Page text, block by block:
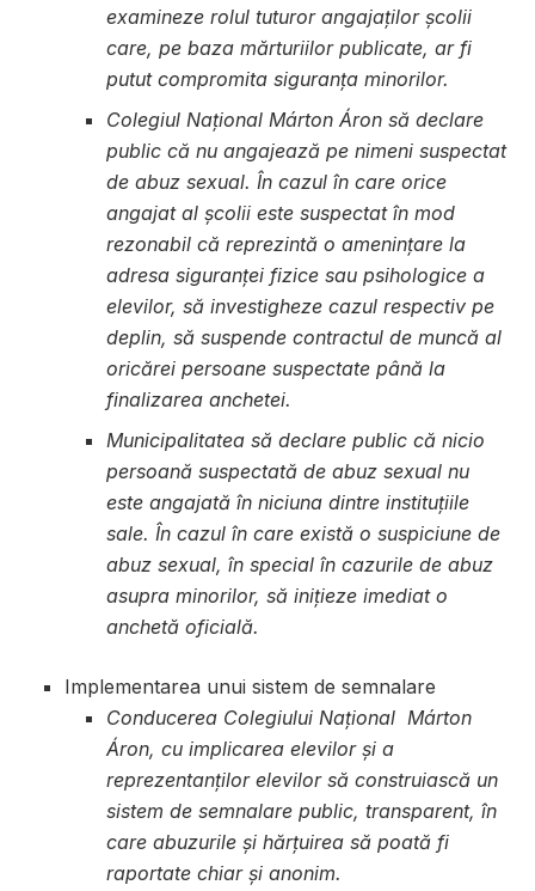
examineze rolul tuturor angajaților școlii
care, pe baza mărturiilor publicate, ar fi
putut compromita siguranța minorilor.
Colegiul Național Márton Áron să declare
public că nu angajează pe nimeni suspectat
de abuz sexual. În cazul în care orice
angajat al școlii este suspectat în mod
rezonabil că reprezintă o amenințare la
adresa siguranței fizice sau psihologice a
elevilor, să investigheze cazul respectiv pe
deplin, să suspende contractul de muncă al
oricărei persoane suspectate până la
finalizarea anchetei.
Municipalitatea să declare public că nicio
persoană suspectată de abuz sexual nu
este angajată în niciuna dintre instituțiile
sale. În cazul în care există o suspiciune de
abuz sexual, în special în cazurile de abuz
asupra minorilor, să inițieze imediat o
anchetă oficială.
Implementarea unui sistem de semnalare
Conducerea Colegiului Național Márton
Áron, cu implicarea elevilor și a
reprezentanților elevilor să construiască un
sistem de semnalare public, transparent, în
care abuzurile și hărțuirea să poată fi
raportate chiar și anonim.